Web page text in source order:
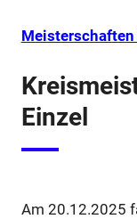
Meisterschaften
Einzel
Am 20.12.2025